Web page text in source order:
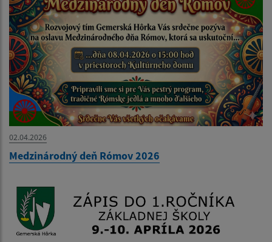
02.04.2026
Medzinárodný deň Rómov 2026